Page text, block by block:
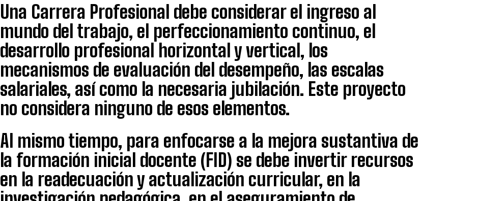
Una Carrera Profesional debe considerar el ingreso al
mundo del trabajo, el perfeccionamiento continuo, el
desarrollo profesional horizontal y vertical, los
mecanismos de evaluación del desempeño, las escalas
salariales, así como la necesaria jubilación. Este proyecto
no considera ninguno de esos elementos.
Al mismo tiempo, para enfocarse a la mejora sustantiva de
la formación inicial docente (FID) se debe invertir recursos
en la readecuación y actualización curricular, en la